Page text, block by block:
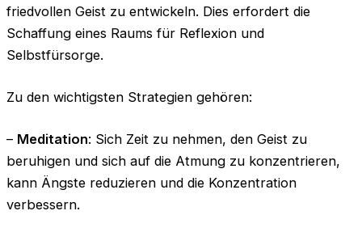
friedvollen Geist zu entwickeln. Dies erfordert die
Schaffung eines Raums für Reflexion und
Selbstfürsorge.
Zu den wichtigsten Strategien gehören:
– Meditation: Sich Zeit zu nehmen, den Geist zu
beruhigen und sich auf die Atmung zu konzentrieren,
kann Ängste reduzieren und die Konzentration
verbessern.